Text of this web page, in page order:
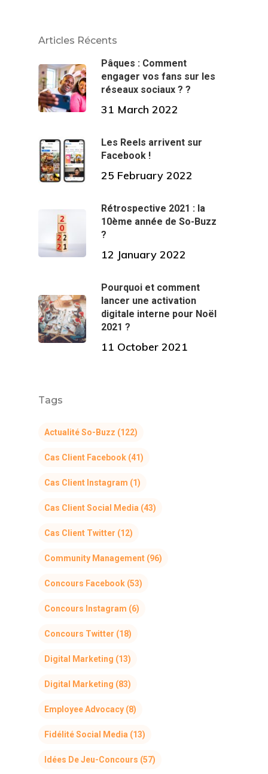
Articles Récents
Pâques : Comment
engager vos fans sur les
réseaux sociaux ? ?
31 March 2022
Les Reels arrivent sur
Facebook !
25 February 2022
Rétrospective 2021 : la
10ème année de So-Buzz
?
12 January 2022
Pourquoi et comment
lancer une activation
digitale interne pour Noël
2021 ?
11 October 2021
Tags
Actualité So-Buzz (122)
Cas Client Facebook (41)
Cas Client Instagram (1)
Cas Client Social Media (43)
Cas Client Twitter (12)
Community Management (96)
Concours Facebook (53)
Concours Instagram (6)
Concours Twitter (18)
Digital Marketing (13)
Digital Marketing (83)
Employee Advocacy (8)
Fidélité Social Media (13)
Idées De Jeu-Concours (57)